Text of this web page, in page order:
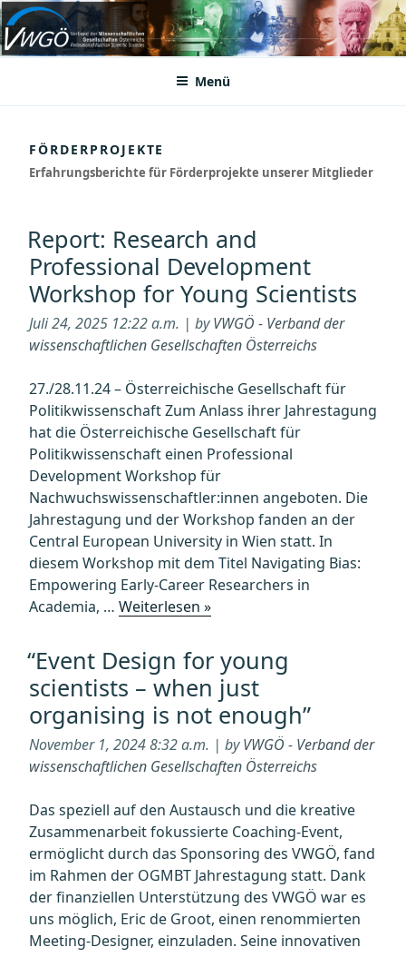
Zum
Inhalt
springenVWGÖ
Federation of Austrian Scientific Societies
Menü
FÖRDERPROJEKTE
Erfahrungsberichte für Förderprojekte unserer Mitglieder
Report: Research and
Professional Development
Workshop for Young Scientists
Juli 24, 2025 12:22 a.m. | byVWGÖ - Verband der
wissenschaftlichen Gesellschaften Österreichs
27./28.11.24 – Österreichische Gesellschaft für
Politikwissenschaft Zum Anlass ihrer Jahrestagung
hat die Österreichische Gesellschaft für
Politikwissenschaft einen Professional
Development Workshop für
Nachwuchswissenschaftler:innen angeboten. Die
Jahrestagung und der Workshop fanden an der
Central European University in Wien statt. In
diesem Workshop mit dem Titel Navigating Bias:
Empowering Early-Career Researchers in
Academia, … Weiterlesen »„Report:
Professional
Development
Workshop
for
Young
Scientists“
“Event Design for young
scientists – when just
organising is not enough”
November 1, 2024 8:32 a.m. | byVWGÖ - Verband der
wissenschaftlichen Gesellschaften Österreichs
Das speziell auf den Austausch und die kreative
Zusammenarbeit fokussierte Coaching-Event,
ermöglicht durch das Sponsoring des VWGÖ, fand
im Rahmen der OGMBT Jahrestagung statt. Dank
der finanziellen Unterstützung des VWGÖ war es
uns möglich, Eric de Groot, einen renommierten
Meeting-Designer, einzuladen. Seine innovativen